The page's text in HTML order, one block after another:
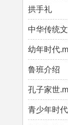
拱手礼
中华传统
幼年时代
鲁班介绍
孔子家世
青少年时